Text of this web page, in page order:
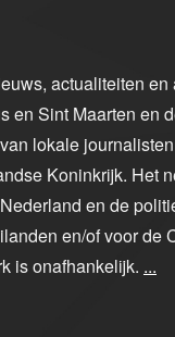
actualiteiten
en Sint Maarten en
lokale
Koninkrijk. Het
en de
en/of voor de
is onafhankelijk. ...